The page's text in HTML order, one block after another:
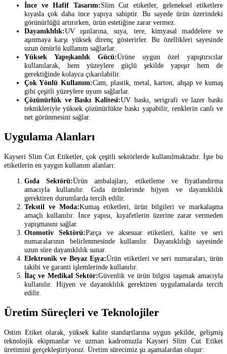
İnce ve Hafif Tasarım:Slim Cut etiketler, geleneksel etiketlere
kıyasla çok daha ince yapıya sahiptir. Bu sayede ürün üzerindeki
görünürlüğü artırırken, ürün estetiğine zarar vermez.
Dayanıklılık:UV ışınlarına, suya, tere, kimyasal maddelere ve
aşınmaya karşı yüksek direnç gösterirler. Bu özellikleri sayesinde
uzun ömürlü kullanım sağlarlar.
Yüksek Yapışkanlık Gücü:Ürüne uygun özel yapıştırıcılar
kullanılarak, hem yüzeylere güçlü şekilde yapışır hem de
gerektiğinde kolayca çıkarılabilir.
Çok Yönlü Kullanım:Cam, plastik, metal, karton, ahşap ve kumaş
gibi çeşitli yüzeylere uyum sağlarlar.
Çözünürlük ve Baskı Kalitesi:UV baskı, serigrafi ve lazer baskı
teknikleriyle yüksek çözünürlükte baskı yapabilir, renklerin canlı ve
net görünmesini sağlar.
Uygulama Alanları
Kayseri Slim Cut Etiketler, çok çeşitli sektörlerde kullanılmaktadır. İşte bu
etiketlerin en yaygın kullanım alanları:
Gıda Sektörü:Ürün ambalajları, etiketleme ve fiyatlandırma
amacıyla kullanılır. Gıda ürünlerinde hijyen ve dayanıklılık
gerektiren durumlarda tercih edilir.
Tekstil ve Moda:Kumaş etiketleri, ürün bilgileri ve markalaşma
amaçlı kullanılır. İnce yapısı, kıyafetlerin üzerine zarar vermeden
yapışmasını sağlar.
Otomotiv Sektörü:Parça ve aksesuar etiketleri, kalite ve seri
numaralarının belirlenmesinde kullanılır. Dayanıklılığı sayesinde
uzun süre dayanıklılık sunar.
Elektronik ve Beyaz Eşya:Ürün etiketleri ve seri numaraları, ürün
takibi ve garanti işlemlerinde kullanılır.
İlaç ve Medikal Sektör:Güvenlik ve ürün bilgisi taşımak amacıyla
kullanılır. Hijyen ve dayanıklılık gerektiren uygulamalarda tercih
edilir.
Üretim Süreçleri ve Teknolojiler
Ostim Etiket olarak, yüksek kalite standartlarına uygun şekilde, gelişmiş
teknolojik ekipmanlar ve uzman kadromuzla Kayseri Slim Cut Etiket
üretimini gerçekleştiriyoruz. Üretim sürecimiz şu aşamalardan oluşur: